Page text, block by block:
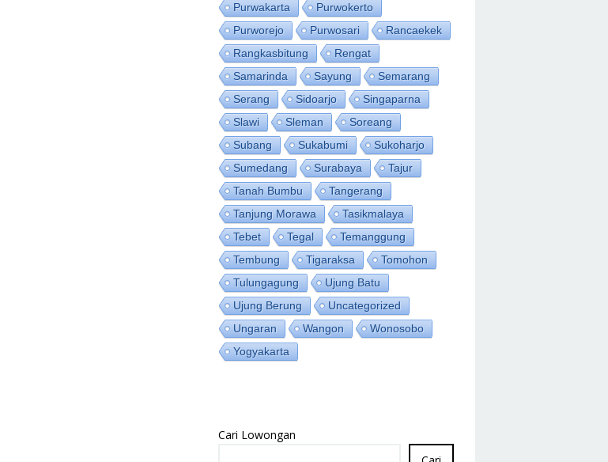
Purwakarta
Purwokerto
Purworejo
Purwosari
Rancaekek
Rangkasbitung
Rengat
Samarinda
Sayung
Semarang
Serang
Sidoarjo
Singaparna
Slawi
Sleman
Soreang
Subang
Sukabumi
Sukoharjo
Sumedang
Surabaya
Tajur
Tanah Bumbu
Tangerang
Tanjung Morawa
Tasikmalaya
Tebet
Tegal
Temanggung
Tembung
Tigaraksa
Tomohon
Tulungagung
Ujung Batu
Ujung Berung
Uncategorized
Ungaran
Wangon
Wonosobo
Yogyakarta
Cari Lowongan